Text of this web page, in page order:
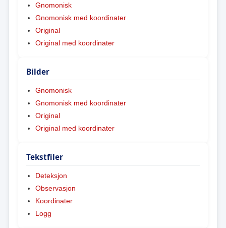
Gnomonisk
Gnomonisk med koordinater
Original
Original med koordinater
Bilder
Gnomonisk
Gnomonisk med koordinater
Original
Original med koordinater
Tekstfiler
Deteksjon
Observasjon
Koordinater
Logg